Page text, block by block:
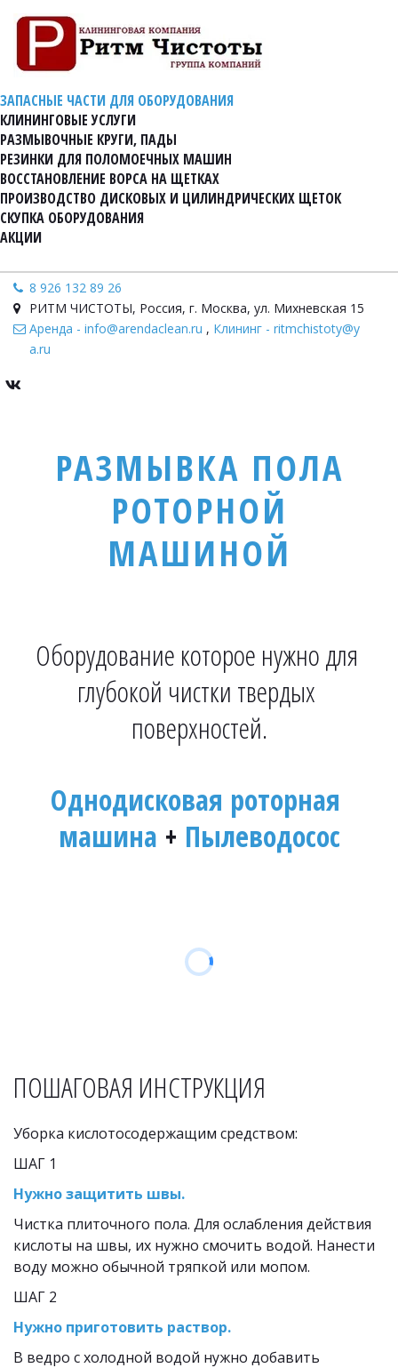
ЗАПАСНЫЕ ЧАСТИ ДЛЯ ОБОРУДОВАНИЯ
КЛИНИНГОВЫЕ УСЛУГИ
РАЗМЫВОЧНЫЕ КРУГИ, ПАДЫ
РЕЗИНКИ ДЛЯ ПОЛОМОЕЧНЫХ МАШИН
ВОССТАНОВЛЕНИЕ ВОРСА НА ЩЕТКАХ
ПРОИЗВОДСТВО ДИСКОВЫХ И ЦИЛИНДРИЧЕСКИХ ЩЕТОК
СКУПКА ОБОРУДОВАНИЯ
АКЦИИ
8 926 132 89 26
РИТМ ЧИСТОТЫ, Россия, г. Москва, ул. Михневская 15
Аренда - info@arendaclean.ru , Клининг - ritmchistoty@y
a.ru
­­РАЗМЫВКА ПОЛА
РОТОРНОЙ
МАШИНОЙ­­
Оборудование которое нужно для
глубокой чистки твердых
поверхностей.
Однодисковая роторная
машина + Пылеводосос
ПОШАГОВАЯ ИНСТРУКЦИЯ
Уборка кислотосодержащим средством:
ШАГ 1
Нужно защитить швы.
Чистка плиточного пола. Для ослабления действия
кислоты на швы, их нужно смочить водой. Нанести
воду можно обычной тряпкой или мопом.
ШАГ 2
Нужно приготовить раствор.
В ведро с холодной водой нужно добавить